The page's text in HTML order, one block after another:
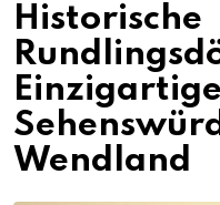
Historische
Einzigartige
Wendland